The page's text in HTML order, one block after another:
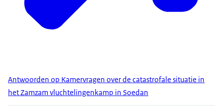
Antwoorden op Kamervragen over de catastrofale situatie in
het Zamzam vluchtelingenkamp in Soedan